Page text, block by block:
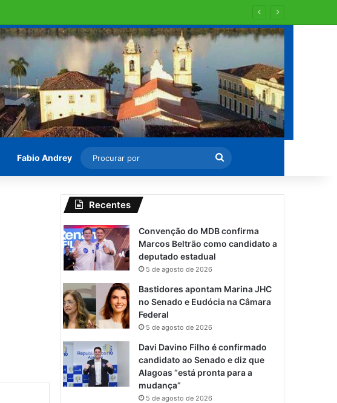
Fabio Andrey
Procurar
por
Recentes
Convenção do MDB confirma
Marcos Beltrão como candidato a
deputado estadual
5 de agosto de 2026
Bastidores apontam Marina JHC
no Senado e Eudócia na Câmara
Federal
5 de agosto de 2026
Davi Davino Filho é confirmado
candidato ao Senado e diz que
Alagoas “está pronta para a
mudança”
5 de agosto de 2026